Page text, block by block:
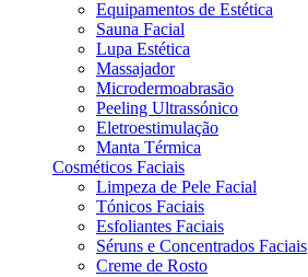
Equipamentos de Estética
Sauna Facial
Lupa Estética
Massajador
Microdermoabrasão
Peeling Ultrassónico
Eletroestimulação
Manta Térmica
Cosméticos Faciais
Limpeza de Pele Facial
Tónicos Faciais
Esfoliantes Faciais
Séruns e Concentrados Faciais
Creme de Rosto